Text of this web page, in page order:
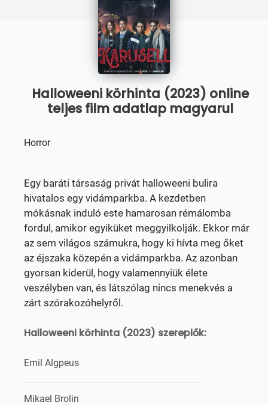
Halloweeni körhinta (2023) online
teljes film adatlap magyarul
Horror
Egy baráti társaság privát halloweeni bulira
hivatalos egy vidámparkba. A kezdetben
mókásnak induló este hamarosan rémálomba
fordul, amikor egyiküket meggyilkolják. Ekkor már
az sem világos számukra, hogy ki hívta meg őket
az éjszaka közepén a vidámparkba. Az azonban
gyorsan kiderül, hogy valamennyiük élete
veszélyben van, és látszólag nincs menekvés a
zárt szórakozóhelyről.
Halloweeni körhinta (2023) szereplők:
Emil Algpeus
Mikael Brolin